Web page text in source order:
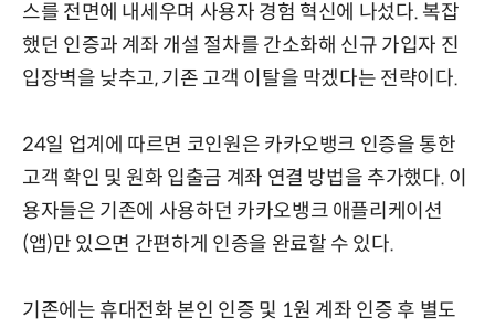
스를 전면에 내세우며 사용자 경험 혁신에 나섰다. 복잡
했던 인증과 계좌 개설 절차를 간소화해 신규 가입자 진
입장벽을 낮추고, 기존 고객 이탈을 막겠다는 전략이다.
24일 업계에 따르면 코인원은 카카오뱅크 인증을 통한
고객 확인 및 원화 입출금 계좌 연결 방법을 추가했다. 이
용자들은 기존에 사용하던 카카오뱅크 애플리케이션
(앱)만 있으면 간편하게 인증을 완료할 수 있다.
기존에는 휴대전화 본인 인증 및 1원 계좌 인증 후 별도